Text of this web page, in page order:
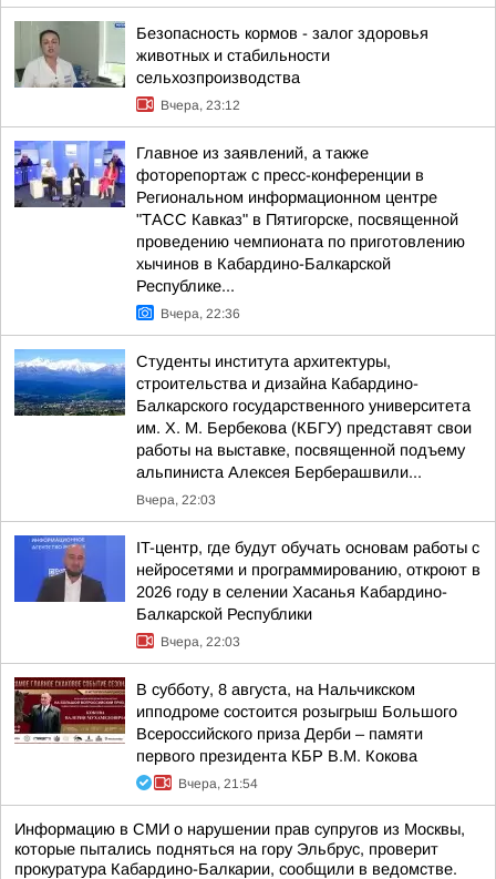
Безопасность кормов - залог здоровья
животных и стабильности
сельхозпроизводства
Вчера, 23:12
Главное из заявлений, а также
фоторепортаж с пресс-конференции в
Региональном информационном центре
"ТАСС Кавказ" в Пятигорске, посвященной
проведению чемпионата по приготовлению
хычинов в Кабардино-Балкарской
Республике...
Вчера, 22:36
Студенты института архитектуры,
строительства и дизайна Кабардино-
Балкарского государственного университета
им. Х. М. Бербекова (КБГУ) представят свои
работы на выставке, посвященной подъему
альпиниста Алексея Берберашвили...
Вчера, 22:03
IT-центр, где будут обучать основам работы с
нейросетями и программированию, откроют в
2026 году в селении Хасанья Кабардино-
Балкарской Республики
Вчера, 22:03
В субботу, 8 августа, на Нальчикском
ипподроме состоится розыгрыш Большого
Всероссийского приза Дерби – памяти
первого президента КБР В.М. Кокова
Вчера, 21:54
Информацию в СМИ о нарушении прав супругов из Москвы,
которые пытались подняться на гору Эльбрус, проверит
прокуратура Кабардино-Балкарии, сообщили в ведомстве.